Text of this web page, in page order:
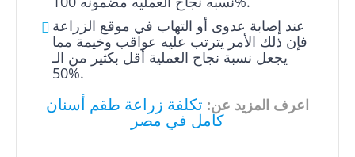
عند إصابة عدوى أو التهاب في موقع الزراعة
فإن ذلك الأمر يترتب عليه عواقب وخيمة مما
يجعل نسبة نجاح العملية أقل بكثير من الـ
50%.
اعرف المزيد عن: تكلفة زراعة طقم أسنان
كامل في مصر